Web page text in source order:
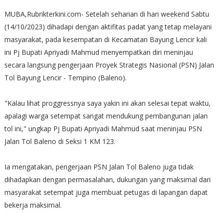
MUBA,Rubrikterkini.com- Setelah seharian di hari weekend Sabtu
(14/10/2023) dihadapi dengan aktifitas padat yang tetap melayani
masyarakat, pada kesempatan di Kecamatan Bayung Lencir kali
ini Pj Bupati Apriyadi Mahmud menyempatkan diri meninjau
secara langsung pengerjaan Proyek Strategis Nasional (PSN) Jalan
Tol Bayung Lencir - Tempino (Baleno).
"Kalau lihat proggressnya saya yakin ini akan selesai tepat waktu,
apalagi warga setempat sangat mendukung pembangunan jalan
tol ini," ungkap Pj Bupati Apriyadi Mahmud saat meninjau PSN
Jalan Tol Baleno di Seksi 1 KM 123.
Ia mengatakan, pengerjaan PSN Jalan Tol Baleno juga tidak
dihadapkan dengan permasalahan, dukungan yang maksimal dari
masyarakat setempat juga membuat petugas di lapangan dapat
bekerja maksimal.